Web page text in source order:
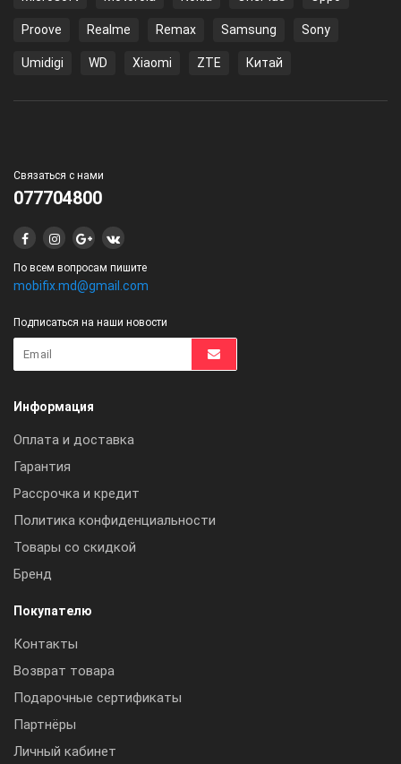
Proove Realme Remax Samsung Sony
Umidigi WD Xiaomi ZTE Китай
Связаться с нами
077704800
По всем вопросам пишите
mobifix.md@gmail.com
Подписаться на наши новости
Информация
Оплата и доставка
Гарантия
Рассрочка и кредит
Политика конфиденциальности
Товары со скидкой
Бренд
Покупателю
Контакты
Возврат товара
Подарочные сертификаты
Партнёры
Личный кабинет